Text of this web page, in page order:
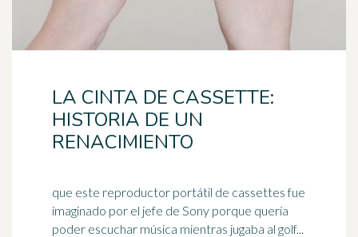
LA CINTA DE CASSETTE:
HISTORIA DE UN
RENACIMIENTO
que este reproductor portátil de cassettes fue
imaginado por el jefe de Sony porque quería
poder escuchar música mientras jugaba al golf...